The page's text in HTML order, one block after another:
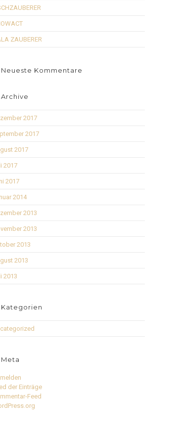
ZAUBERER
Neueste Kommentare
Archive
2017
2017
2017
2017
2017
2014
2013
2013
2013
2013
2013
Kategorien
Meta
der Einträge
Feed